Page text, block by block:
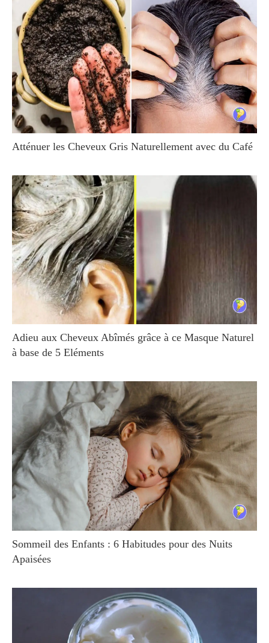
Atténuer les Cheveux Gris Naturellement avec du Café
Adieu aux Cheveux Abîmés grâce à ce Masque Naturel
à base de 5 Eléments
Sommeil des Enfants : 6 Habitudes pour des Nuits
Apaisées